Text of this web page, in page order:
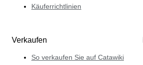
Käuferrichtlinien
Verkaufen
So verkaufen Sie auf Catawiki